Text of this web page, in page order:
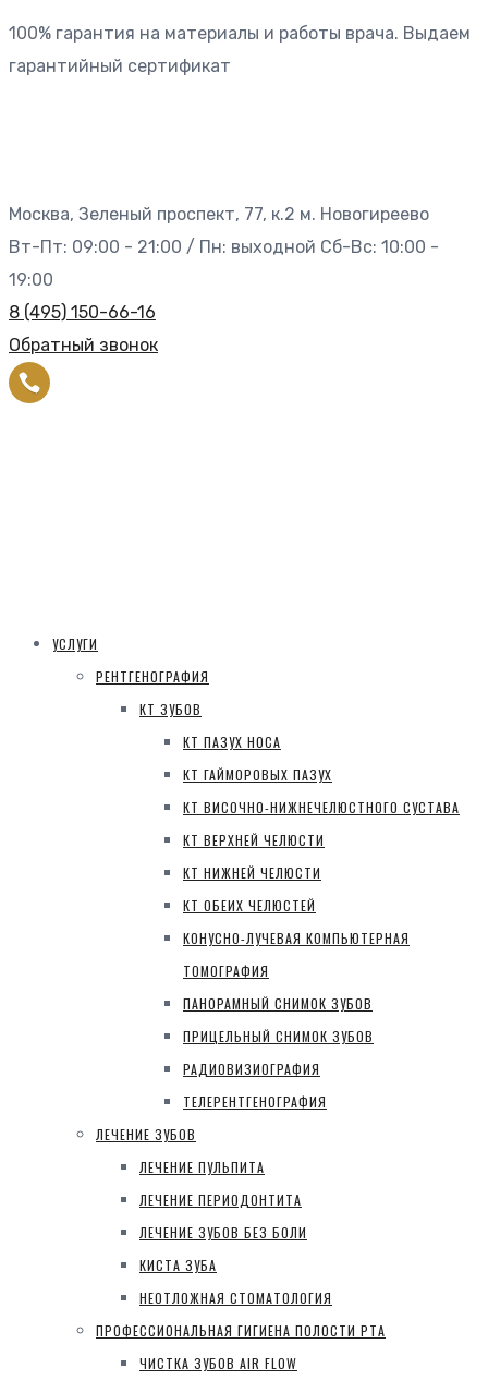
100% гарантия на материалы и работы врача. Выдаем
гарантийный сертификат
Москва, Зеленый проспект, 77, к.2 м. Новогиреево
Вт-Пт: 09:00 - 21:00 / Пн: выходной Сб-Вс: 10:00 -
19:00
8 (495) 150-66-16
Обратный звонок
УСЛУГИ
РЕНТГЕНОГРАФИЯ
КТ ЗУБОВ
КТ ПАЗУХ НОСА
КТ ГАЙМОРОВЫХ ПАЗУХ
КТ ВИСОЧНО-НИЖНЕЧЕЛЮСТНОГО СУСТАВА
КТ ВЕРХНЕЙ ЧЕЛЮСТИ
КТ НИЖНЕЙ ЧЕЛЮСТИ
КТ ОБЕИХ ЧЕЛЮСТЕЙ
КОНУСНО-ЛУЧЕВАЯ КОМПЬЮТЕРНАЯ
ТОМОГРАФИЯ
ПАНОРАМНЫЙ СНИМОК ЗУБОВ
ПРИЦЕЛЬНЫЙ СНИМОК ЗУБОВ
РАДИОВИЗИОГРАФИЯ
ТЕЛЕРЕНТГЕНОГРАФИЯ
ЛЕЧЕНИЕ ЗУБОВ
ЛЕЧЕНИЕ ПУЛЬПИТА
ЛЕЧЕНИЕ ПЕРИОДОНТИТА
ЛЕЧЕНИЕ ЗУБОВ БЕЗ БОЛИ
КИСТА ЗУБА
НЕОТЛОЖНАЯ СТОМАТОЛОГИЯ
ПРОФЕССИОНАЛЬНАЯ ГИГИЕНА ПОЛОСТИ РТА
ЧИСТКА ЗУБОВ AIR FLOW